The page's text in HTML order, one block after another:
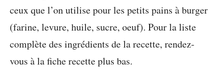
ceux que l’on utilise pour les petits pains à burger
(farine, levure, huile, sucre, oeuf). Pour la liste
complète des ingrédients de la recette, rendez-
vous à la fiche recette plus bas.